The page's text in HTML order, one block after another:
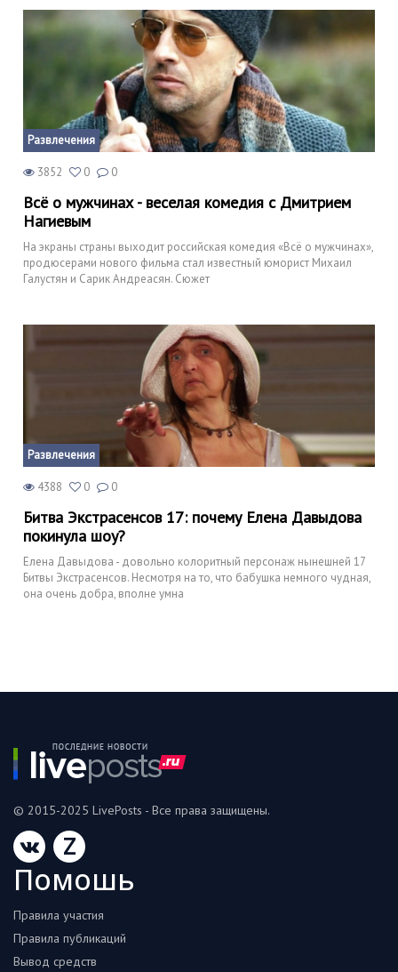
Развлечения
3852 0 0
Всё о мужчинах - веселая комедия с Дмитрием
Нагиевым
На экраны страны выходит российская комедия «Всё о мужчинах»,
продюсерами нового фильма стал известный юморист Михаил
Галустян и Сарик Андреасян. Сюжет
Развлечения
4388 0 0
Битва Экстрасенсов 17: почему Елена Давыдова
покинула шоу?
Елена Давыдова - довольно колоритный персонаж нынешней 17
Битвы Экстрасенсов. Несмотря на то, что бабушка немного чудная,
она очень добра, вполне умна
© 2015-2025 LivePosts - Все права защищены.
Z
Помошь
Правила участия
Правила публикаций
Вывод средств